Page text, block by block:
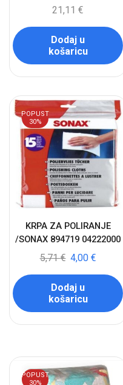
21,11 €
Dodaj u
košaricu
POPUST
30%
KRPA ZA POLIRANJE
/SONAX 894719 04222000
5,71€ 4,00 €
Dodaj u
košaricu
POPUST
30%